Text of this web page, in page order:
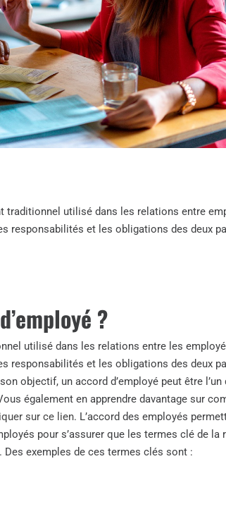
traditionnel utilisé dans les relations entre
responsabilités et les obligations des deux
?
utilisé dans les relations entre les
responsabilités et les obligations des deux
objectif, un accord d’employé peut être l’un
également en apprendre davantage sur
sur ce lien. L’accord des employés
pour s’assurer que les termes clé de la
exemples de ces termes clés sont :